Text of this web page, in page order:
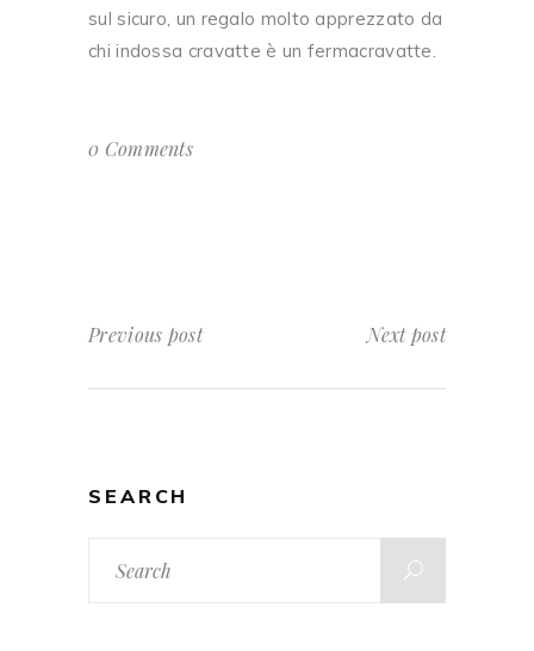
sul sicuro, un regalo molto apprezzato da
chi indossa cravatte è un fermacravatte.
0 Comments
Previous post Next post
SEARCH
for: